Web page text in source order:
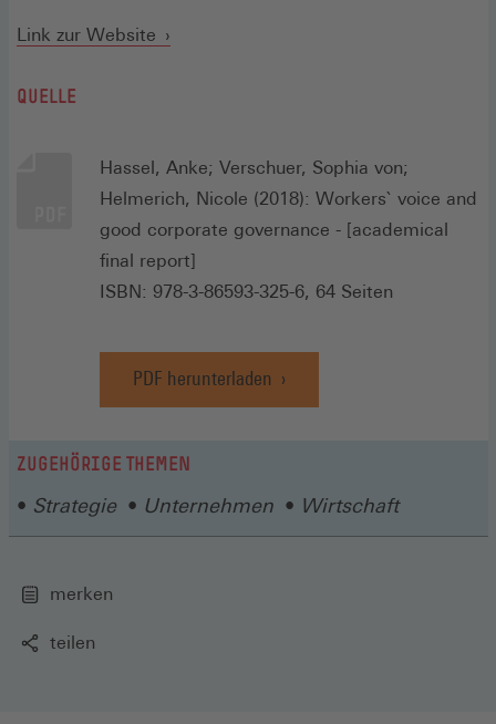
Link zur Website (Öffnet
Fenster)
QUELLE
Hassel, Anke; Verschuer, Sophia von;
Helmerich, Nicole (2018): Workers` voice and
good corporate governance - [academical
final report]
ISBN: 978-3-86593-325-6, 64 Seiten
PDF herunterladen
ZUGEHÖRIGE THEMEN
Strategie Unternehmen Wirtschaft
merken
teilen